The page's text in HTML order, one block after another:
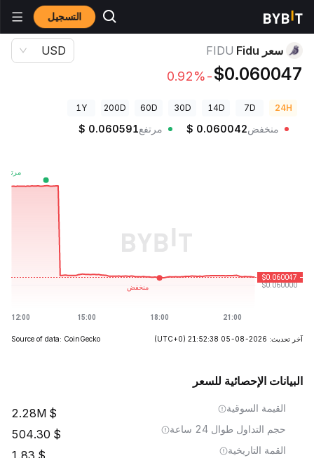
التسجيل أسعار العملات الرقمية
سعر Fidu FIDU
$0.060047
-0.92%
USD
24H
7D
14D
30D
60D
200D
1Y
منخفض $ 0.060042 مرتفع $ 0.060591
آخر تحديث: 2026-08-05 21:52:38 (UTC+0)
Source of data: CoinGecko
البيانات الإحصائية للسعر
القيمة السوقية 2.28M
حجم التداول طوال 24 ساعة 504.30
القمة التاريخية 1.83